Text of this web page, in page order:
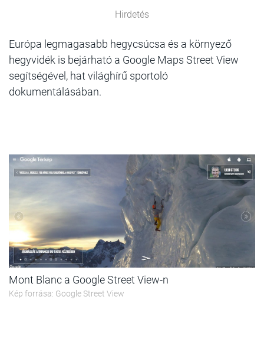
Hirdetés
Európa legmagasabb hegycsúcsa és a környező
hegyvidék is bejárható a Google Maps Street View
segítségével, hat világhírű sportoló
dokumentálásában.
Mont Blanc a Google Street View-n
Kép forrása: Google Street View